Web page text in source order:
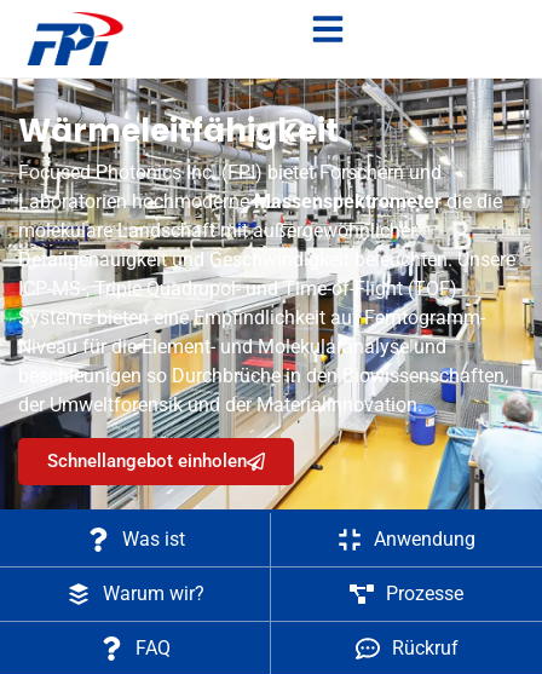
Wärmeleitfähigkeit
Focused Photonics Inc. (FPI) bietet Forschern und
Laboratorien hochmoderneMassenspektrometerdie die
molekulare Landschaft mit außergewöhnlicher
Detailgenauigkeit und Geschwindigkeit beleuchten. Unsere
ICP-MS-, Triple-Quadrupol- und Time-of-Flight (TOF)-
Systeme bieten eine Empfindlichkeit auf Femtogramm-
Niveau für die Element- und Molekularanalyse und
beschleunigen so Durchbrüche in den Biowissenschaften,
der Umweltforensik und der Materialinnovation.
Schnellangebot einholen
Was ist Anwendung
Warum wir? Prozesse
FAQ Rückruf